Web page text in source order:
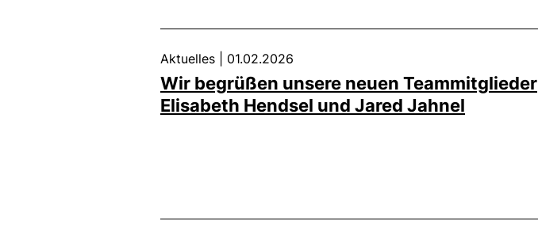
Wir begrüßen unsere neuen Teammitglieder
Elisabeth Hendsel und Jared Jahnel
Aktuelles 01.02.2026